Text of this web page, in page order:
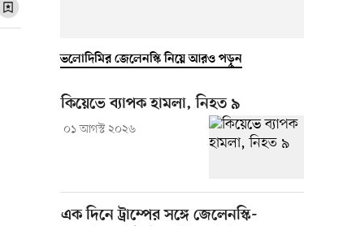
ভলোদিমির জেলেনস্কি নিয়ে আরও পড়ুন
কিয়েভে ব্যাপক হামলা, নিহত ৯
০১ আগস্ট ২০২৬
এক দিনে ট্রাম্পের সঙ্গে জেলেনস্কি-